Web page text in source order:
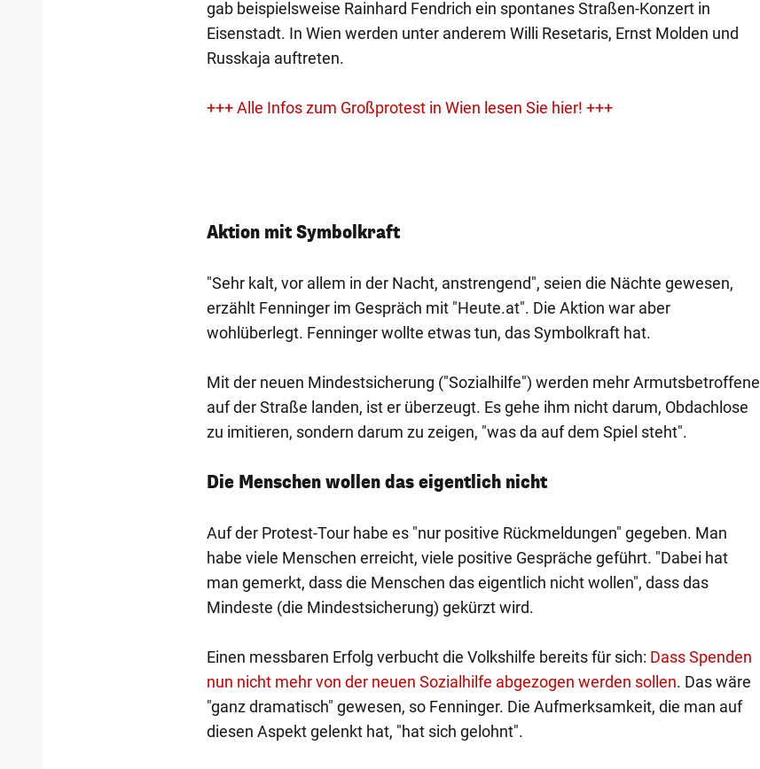
gab beispielsweise Rainhard Fendrich ein spontanes Straßen-Konzert in
Eisenstadt. In Wien werden unter anderem Willi Resetaris, Ernst Molden und
Russkaja auftreten.
+++ Alle Infos zum Großprotest in Wien lesen Sie hier! +++
Aktion mit Symbolkraft
"Sehr kalt, vor allem in der Nacht, anstrengend", seien die Nächte gewesen,
erzählt Fenninger im Gespräch mit "Heute.at". Die Aktion war aber
wohlüberlegt. Fenninger wollte etwas tun, das Symbolkraft hat.
Mit der neuen Mindestsicherung ("Sozialhilfe") werden mehr Armutsbetroffene
auf der Straße landen, ist er überzeugt. Es gehe ihm nicht darum, Obdachlose
zu imitieren, sondern darum zu zeigen, "was da auf dem Spiel steht".
Die Menschen wollen das eigentlich nicht
Auf der Protest-Tour habe es "nur positive Rückmeldungen" gegeben. Man
habe viele Menschen erreicht, viele positive Gespräche geführt. "Dabei hat
man gemerkt, dass die Menschen das eigentlich nicht wollen", dass das
Mindeste (die Mindestsicherung) gekürzt wird.
Einen messbaren Erfolg verbucht die Volkshilfe bereits für sich: Dass Spenden
nun nicht mehr von der neuen Sozialhilfe abgezogen werden sollen. Das wäre
"ganz dramatisch" gewesen, so Fenninger. Die Aufmerksamkeit, die man auf
diesen Aspekt gelenkt hat, "hat sich gelohnt".